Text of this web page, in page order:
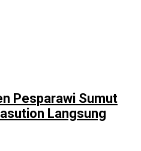
Pesparawi Sumut
Langsung